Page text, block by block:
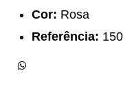
Cor: Rosa
Referência: